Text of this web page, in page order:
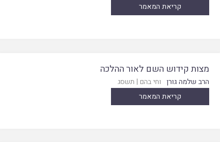
קריאת המאמר
מצות קידוש השם לאור ההלכה
הרב שלמה גורן וחי בהם | תשסג
קריאת המאמר